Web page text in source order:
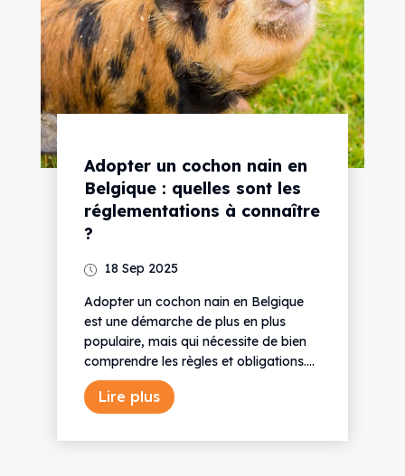
Adopter un cochon nain en
Belgique : quelles sont les
réglementations à connaître
?
18 Sep 2025
Adopter un cochon nain en Belgique
est une démarche de plus en plus
populaire, mais qui nécessite de bien
comprendre les règles et obligations....
Lire plus